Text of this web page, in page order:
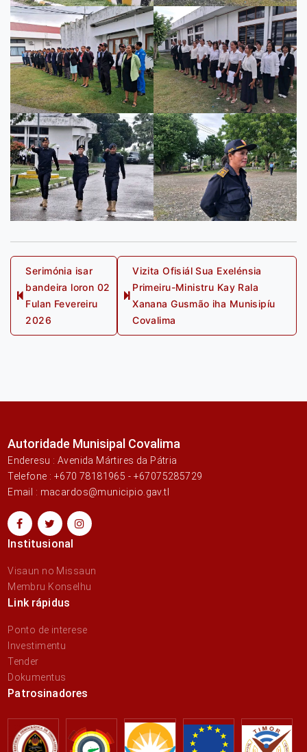
Post
navigation
Previous
Serimónia isar
bandeira loron 02
Fulan Fevereiru
2026
Next
Vizita Ofisiál Sua Exelénsia
Primeiru-Ministru Kay Rala
Xanana Gusmão iha Munisipíu
Covalima
Autoridade Munisipal Covalima
Enderesu : Avenida Mártires da Pátria
Telefone : +670 78181965 - +67075285729
Email : macardos@municipio.gav.tl
Institusional
Visaun no Missaun
Membru Konselhu
Link rápidus
Ponto de interese
Investimentu
Tender
Dokumentus
Patrosinadores